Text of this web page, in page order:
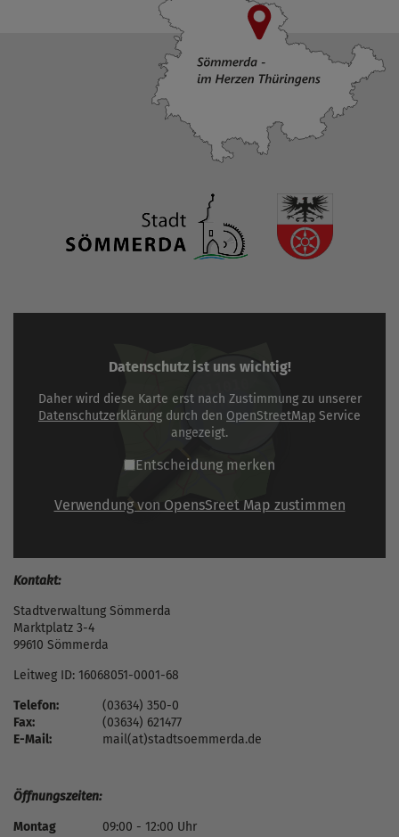
Datenschutz ist uns wichtig!
Daher wird diese Karte erst nach Zustimmung zu unserer
Datenschutzerklärung durch den OpenStreetMap Service
angezeigt.
Entscheidung merken
Verwendung von OpensSreet Map zustimmen
Kontakt:
Stadtverwaltung Sömmerda
Marktplatz 3-4
99610 Sömmerda
Leitweg ID: 16068051-0001-68
Telefon:
(03634) 350-0
Fax:
(03634) 621477
E-Mail:
mail(at)stadtsoemmerda.de
Öffnungszeiten:
Montag
09:00 - 12:00 Uhr